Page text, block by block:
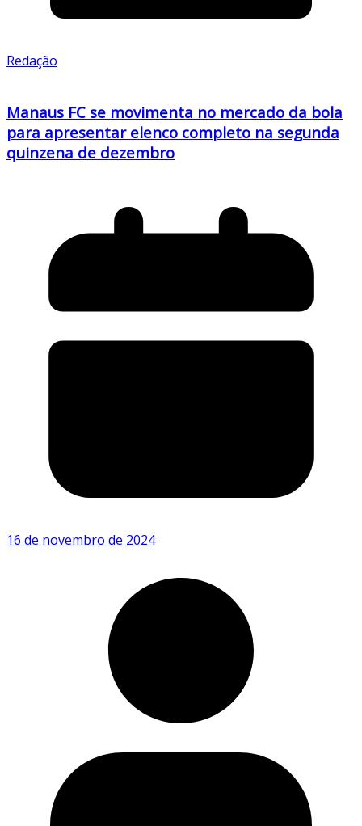
Redação
Manaus FC se movimenta no mercado da bola
para apresentar elenco completo na segunda
quinzena de dezembro
16 de novembro de 2024